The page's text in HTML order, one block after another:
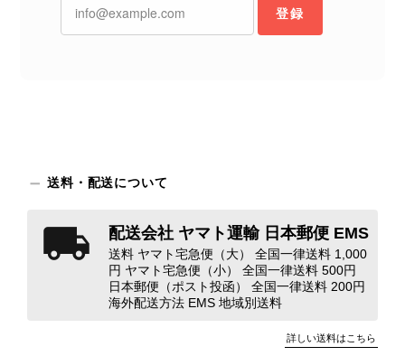
念な思いをおかけしましたこと、心よ
りお詫び申し上げます。お受け取りに
観の印象だけで商品の状態全体を判断
れやダメージは、写真や商品説明に反
映しております。 ご不快な思いをさ
れた中で、率直なご意見をお寄せいた
だきましたことに感謝申し上げます。
今回のご指摘を重く受け止め、まずは
きます。 掲載内容では分からない状
登録
送料・配送について
配送会社 ヤマト運輸 日本郵便 EMS
送料 ヤマト宅急便（大） 全国一律送料 1,000
円 ヤマト宅急便（小） 全国一律送料 500円
日本郵便（ポスト投函） 全国一律送料 200円
海外配送方法 EMS 地域別送料
詳しい送料はこちら